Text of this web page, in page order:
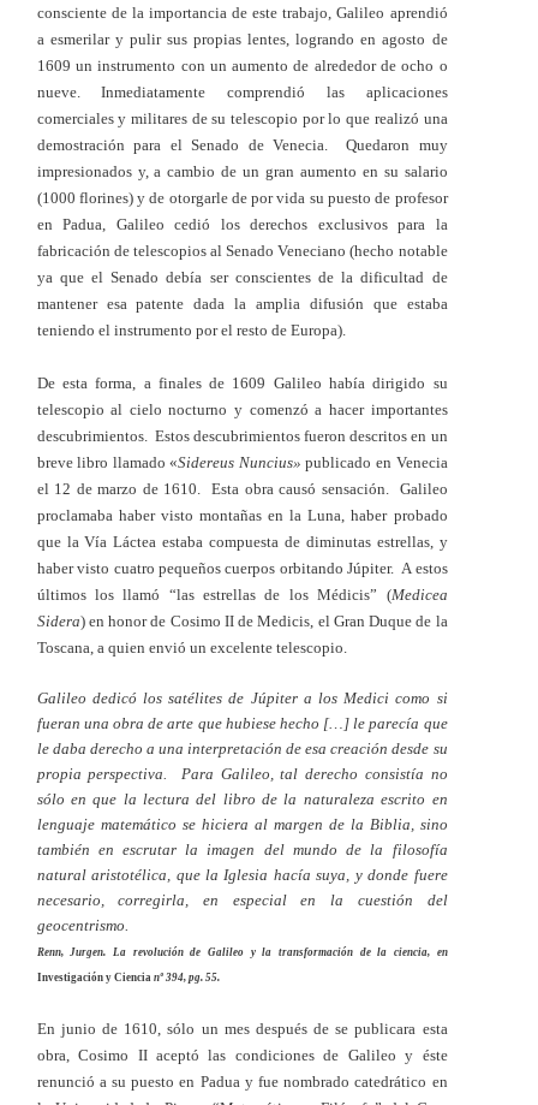
consciente de la importancia de este trabajo, Galileo aprendió
a esmerilar y pulir sus propias lentes, logrando en agosto de
1609 un instrumento con un aumento de alrededor de ocho o
nueve. Inmediatamente comprendió las aplicaciones
comerciales y militares de su telescopio por lo que realizó una
demostración para el Senado de Venecia. Quedaron muy
impresionados y, a cambio de un gran aumento en su salario
(1000 florines) y de otorgarle de por vida su puesto de profesor
en Padua, Galileo cedió los derechos exclusivos para la
fabricación de telescopios al Senado Veneciano (hecho notable
ya que el Senado debía ser conscientes de la dificultad de
mantener esa patente dada la amplia difusión que estaba
teniendo el instrumento por el resto de Europa).
De esta forma, a finales de 1609 Galileo había dirigido su
telescopio al cielo nocturno y comenzó a hacer importantes
descubrimientos. Estos descubrimientos fueron descritos en un
breve libro llamado «Sidereus Nuncius» publicado en Venecia
el 12 de marzo de 1610. Esta obra causó sensación. Galileo
proclamaba haber visto montañas en la Luna, haber probado
que la Vía Láctea estaba compuesta de diminutas estrellas, y
haber visto cuatro pequeños cuerpos orbitando Júpiter. A estos
últimos los llamó “las estrellas de los Médicis” (Medicea
Sidera) en honor de Cosimo II de Medicis, el Gran Duque de la
Toscana, a quien envió un excelente telescopio.
Galileo dedicó los satélites de Júpiter a los Medici como si
fueran una obra de arte que hubiese hecho […] le parecía que
le daba derecho a una interpretación de esa creación desde su
propia perspectiva. Para Galileo, tal derecho consistía no
sólo en que la lectura del libro de la naturaleza escrito en
lenguaje matemático se hiciera al margen de la Biblia, sino
también en escrutar la imagen del mundo de la filosofía
natural aristotélica, que la Iglesia hacía suya, y donde fuere
necesario, corregirla, en especial en la cuestión del
geocentrismo.
Renn, Jurgen. La revolución de Galileo y la transformación de la ciencia, en
Investigación y Ciencianº 394, pg. 55.
En junio de 1610, sólo un mes después de se publicara esta
obra, Cosimo II aceptó las condiciones de Galileo y éste
renunció a su puesto en Padua y fue nombrado catedrático en